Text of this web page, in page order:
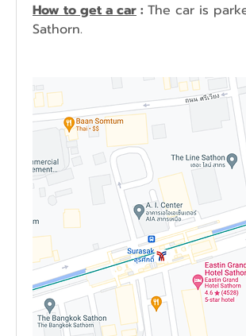
How to get a car : The car is
Sathorn.